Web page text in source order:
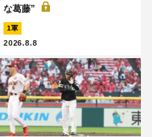
な葛藤”
1軍
2026.8.8